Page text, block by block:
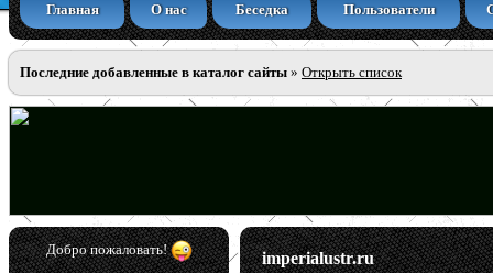
Главная О нас Беседка Пользователи
Последние добавленные в каталог сайты » Открыть список
Добро пожаловать! imperialustr.ru